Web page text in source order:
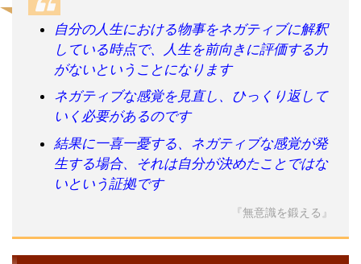
自分の人生における物事をネガティブに解釈
している時点で、人生を前向きに評価する力
がないということになります
ネガティブな感覚を見直し、ひっくり返して
いく必要があるのです
結果に一喜一憂する、ネガティブな感覚が発
生する場合、それは自分が決めたことではな
いという証拠です
『無意識を鍛える』